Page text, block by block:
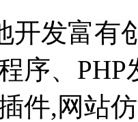
开发富有
序、
件,网站